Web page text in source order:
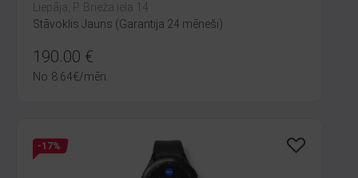
Liepāja, P. Brieža iela 14
Stāvoklis Jauns (Garantija 24 mēneši)
190.00 €
No 8.64€/mēn.
-17%